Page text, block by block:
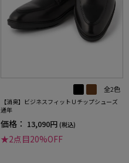
全2色
【消臭】ビジネスフィットＵチップシューズ
通年
価格： 13,090円 (税込)
★2点目20%OFF